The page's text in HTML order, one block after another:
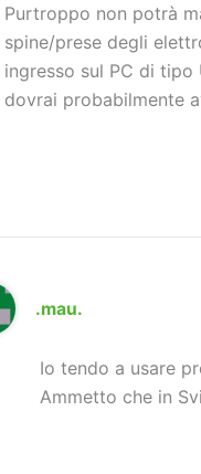
Purtroppo non potrà
spine/prese degli
ingresso sul PC di tipo
dovrai probabilmente
.mau.
Io tendo a usare
Ammetto che in